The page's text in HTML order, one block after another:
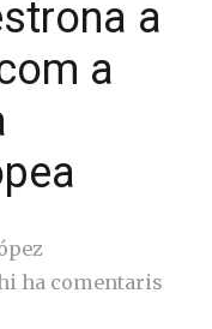
a
a
ha comentaris